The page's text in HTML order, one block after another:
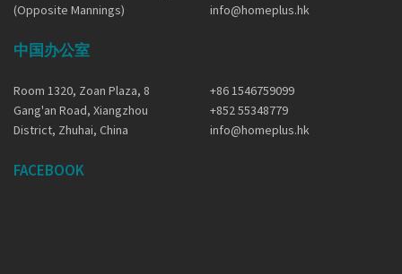
(Opposite Mannings)
info@homeplus.hk
中国办公室
Room 1320, Zoan Plaza, 8
Gang'an Road, Xiangzhou
District, Zhuhai, China
+86 1546759099
+852 55348779
info@homeplus.hk
FACEBOOK